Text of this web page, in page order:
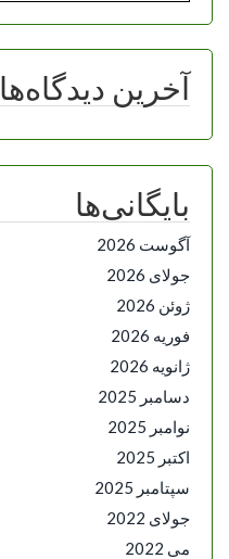
آخرین دیدگاه‌ها
بایگانی‌ها
آگوست 2026
جولای 2026
ژوئن 2026
فوریه 2026
ژانویه 2026
دسامبر 2025
نوامبر 2025
اکتبر 2025
سپتامبر 2025
جولای 2022
می 2022